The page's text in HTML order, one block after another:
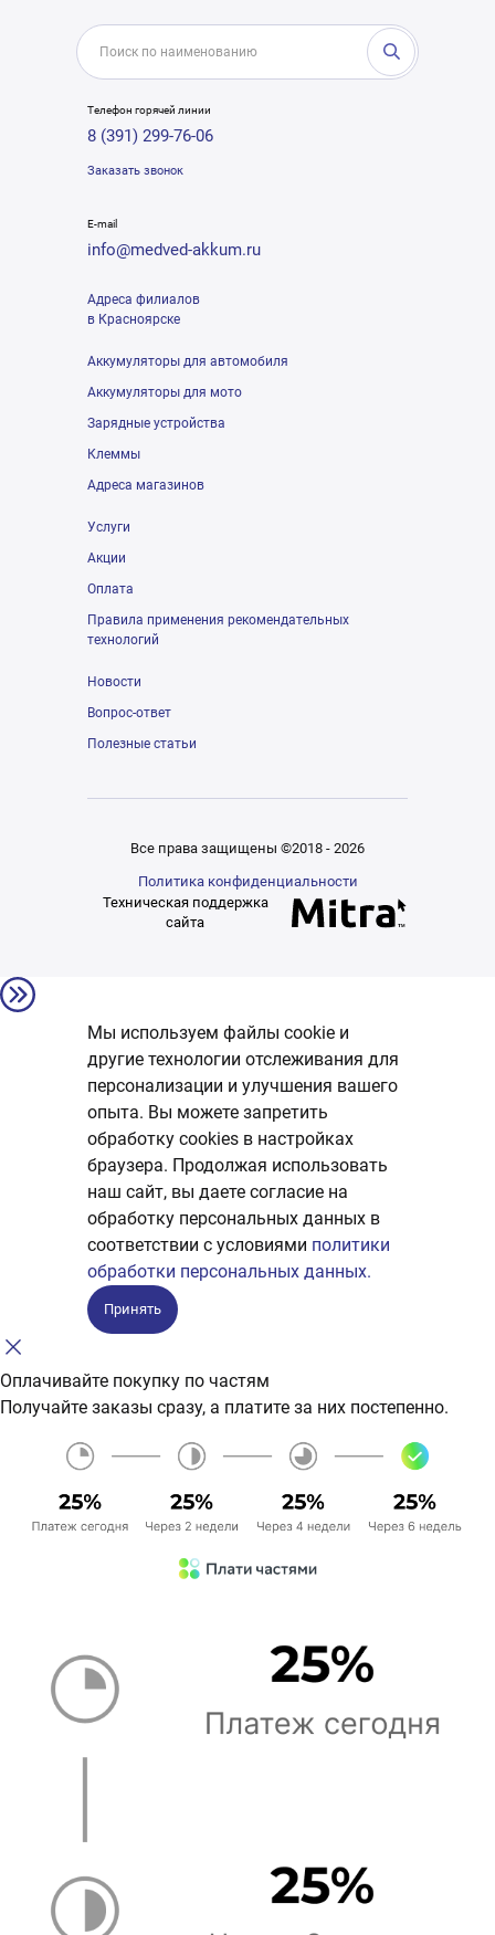
Телефон горячей линии
8 (391) 299-76-06
Заказать звонок
E-mail
info@medved-akkum.ru
Адреса филиалов
в Красноярске
Аккумуляторы для автомобиля
Аккумуляторы для мото
Зарядные устройства
Клеммы
Адреса магазинов
Услуги
Акции
Оплата
Правила применения рекомендательных
технологий
Новости
Вопрос-ответ
Полезные статьи
Все права защищены ©2018 - 2026
Политика конфиденциальности
Техническая поддержка
сайта
Мы используем файлы cookie и
другие технологии отслеживания для
персонализации и улучшения вашего
опыта. Вы можете запретить
обработку сookies в настройках
браузера. Продолжая использовать
наш сайт, вы даете согласие на
обработку персональных данных в
соответствии с условиями политики
обработки персональных данных.
Принять
Оплачивайте покупку по частям
Получайте заказы сразу, а платите за них постепенно.